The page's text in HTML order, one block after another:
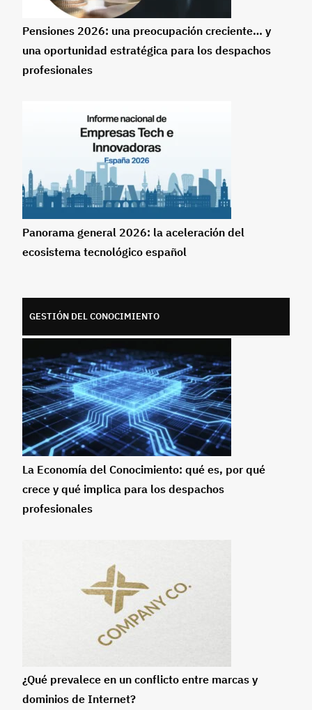
Pensiones 2026: una preocupación creciente… y
una oportunidad estratégica para los despachos
profesionales
Panorama general 2026: la aceleración del
ecosistema tecnológico español
GESTIÓN DEL CONOCIMIENTO
La Economía del Conocimiento: qué es, por qué
crece y qué implica para los despachos
profesionales
¿Qué prevalece en un conflicto entre marcas y
dominios de Internet?